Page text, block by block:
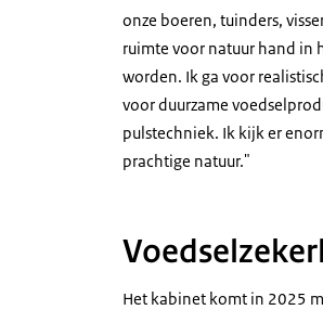
onze boeren, tuinders,
ruimte voor natuur hand in
worden. Ik ga voor
voor duurzame
pulstechniek. Ik kijk er
prachtige natuur."
Het kabinet komt in 2025